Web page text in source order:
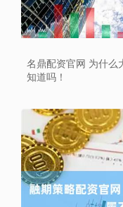
名鼎配资官网 为什么
知道吗！